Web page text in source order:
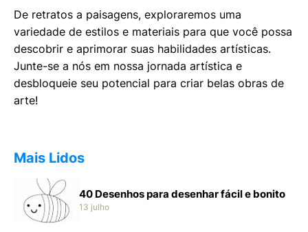
De retratos a paisagens, exploraremos uma
variedade de estilos e materiais para que você possa
descobrir e aprimorar suas habilidades artísticas.
Junte-se a nós em nossa jornada artística e
desbloqueie seu potencial para criar belas obras de
arte!
Mais Lidos
40 Desenhos para desenhar fácil e bonito
13 julho